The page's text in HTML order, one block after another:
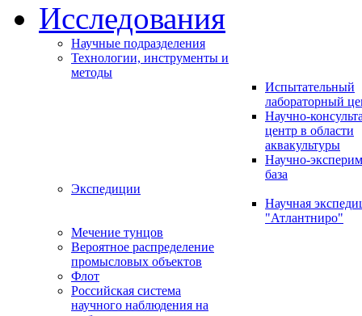
Исследования
Научные подразделения
Технологии, инструменты и
методы
Испытательный
лабораторный
Научно-
центр в области
аквакультуры
Научно-
база
Экспедиции
Научная
"Атлантниро"
Мечение тунцов
Вероятное распределение
промысловых объектов
Флот
Российская система
научного наблюдения на